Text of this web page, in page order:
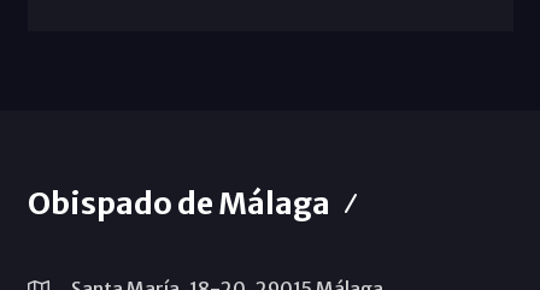
Obispado de Málaga